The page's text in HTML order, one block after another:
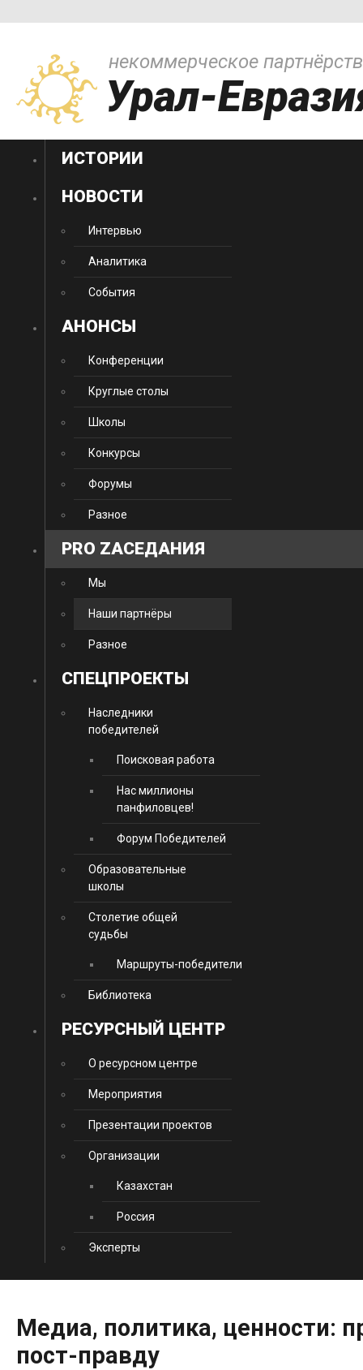
некоммерческое
Урал-
ИСТОРИИ
НОВОСТИ
Интервью
Аналитика
События
АНОНСЫ
Конференции
Круглые столы
Школы
Конкурсы
Форумы
Разное
PRO ZАСЕДАНИЯ
Мы
Наши партнёры
Разное
CПЕЦПРОЕКТЫ
Наследники
победителей
Поисковая работа
Нас миллионы
панфиловцев!
Форум Победителей
Образовательные
школы
Столетие общей
судьбы
Маршруты-победители
Библиотека
РЕСУРСНЫЙ ЦЕНТР
О ресурсном центре
Мероприятия
Презентации проектов
Организации
Казахстан
Россия
Эксперты
Медиа, политика, ценности:
пост-правду